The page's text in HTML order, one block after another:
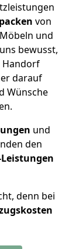
von
und
bewusst,
Handorf
darauf
Wünsche
und
den
denn bei